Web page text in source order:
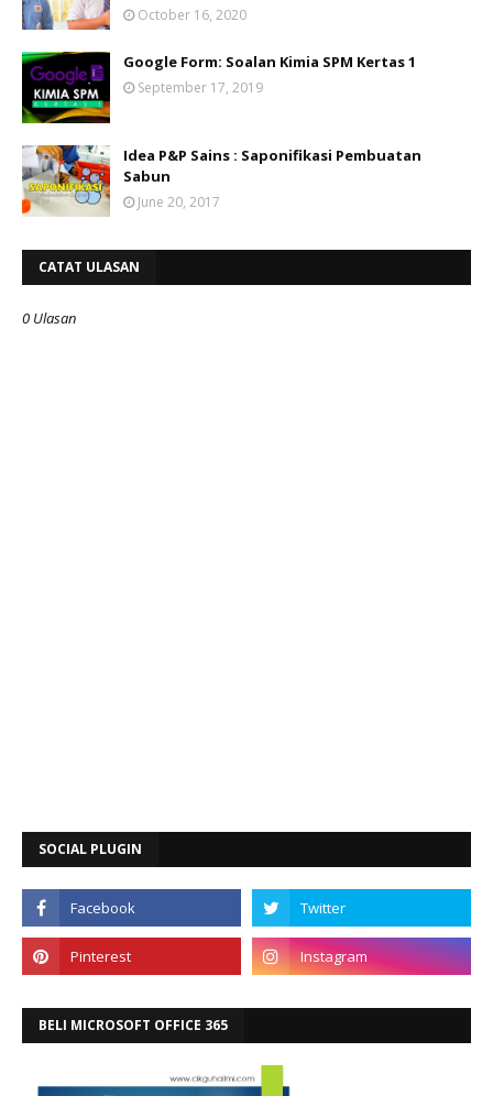
October 16, 2020
Google Form: Soalan Kimia SPM Kertas 1
September 17, 2019
Idea P&P Sains : Saponifikasi Pembuatan
Sabun
June 20, 2017
CATAT ULASAN
0 Ulasan
SOCIAL PLUGIN
BELI MICROSOFT OFFICE 365